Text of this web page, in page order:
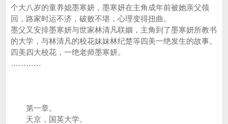
个大八岁的童养媳墨寒妍，墨寒妍在主角成年前被她亲父领
回，路家时运不济，破败不堪，心理变得扭曲。
墨父又安排墨寒妍与世家林清凡联姻，主角到了墨寒妍所教书
的大学，与林清凡的校花妹妹林纪楚等四美一绝发生的故事。
四美四大校花，一绝老师墨寒妍。
…………
第一章。
天京，国英大学。